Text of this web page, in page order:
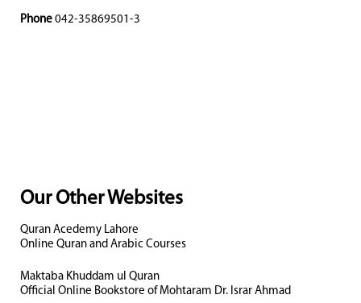
Phone 042-35869501-3
Our Other Websites
Quran Acedemy Lahore
Online Quran and Arabic Courses
Maktaba Khuddam ul Quran
Official Online Bookstore of Mohtaram Dr. Israr Ahmad